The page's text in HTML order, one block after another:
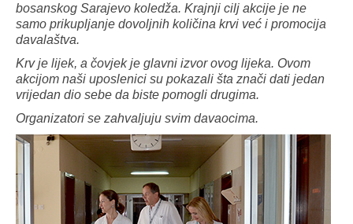
bosanskog Sarajevo koledža. Krajnji cilj akcije je ne
samo prikupljanje dovoljnih količina krvi već i promocija
davalaštva.
Krv je lijek, a čovjek je glavni izvor ovog lijeka. Ovom
akcijom naši uposlenici su pokazali šta znači dati jedan
vrijedan dio sebe da biste pomogli drugima.
Organizatori se zahvaljuju svim davaocima.